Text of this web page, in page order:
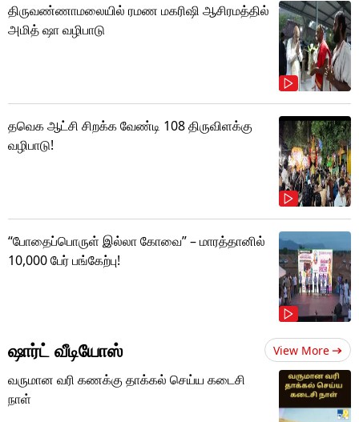
திருவண்ணாமலையில் ரமண மகரிஷி ஆசிரமத்தில்
அமித் ஷா வழிபாடு
தவெக ஆட்சி சிறக்க வேண்டி 108 திருவிளக்கு
வழிபாடு!
“போதைப்பொருள் இல்லா கோவை” – மாரத்தானில்
10,000 பேர் பங்கேற்பு!
ஷார்ட் வீடியோஸ் View More
வருமான வரி கணக்கு தாக்கல் செய்ய கடைசி
நாள்